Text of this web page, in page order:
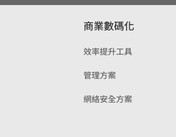
商業數碼化
效率提升工具
管理方案
網絡安全方案